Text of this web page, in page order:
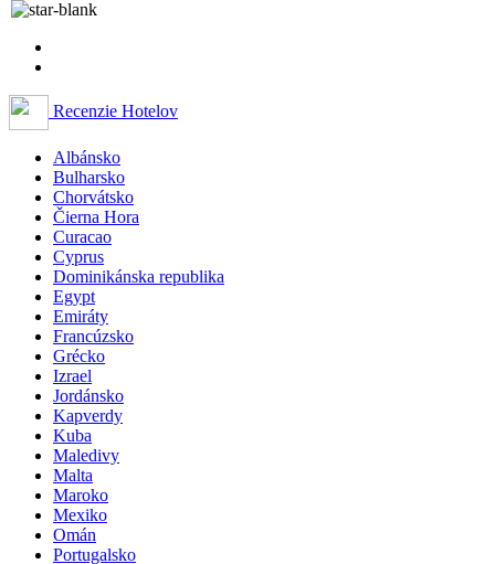
Recenzie Hotelov
Albánsko
Bulharsko
Chorvátsko
Čierna Hora
Curacao
Cyprus
Dominikánska republika
Egypt
Emiráty
Francúzsko
Grécko
Izrael
Jordánsko
Kapverdy
Kuba
Maledivy
Malta
Maroko
Mexiko
Omán
Portugalsko